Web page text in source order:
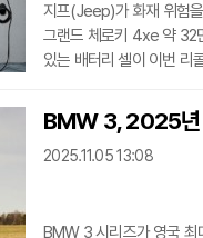
지프(Jeep)가 화재 위험
그랜드 체로키 4xe 약 32
있는 배터리 셀이 이번 리
2026년형까지의 그랜드
모델만 32만 대가 넘는 대
수정 작업이 진행 중이라
BMW 3, 2025년
2025.11.05 13:08
BMW 3 시리즈가 영국 최